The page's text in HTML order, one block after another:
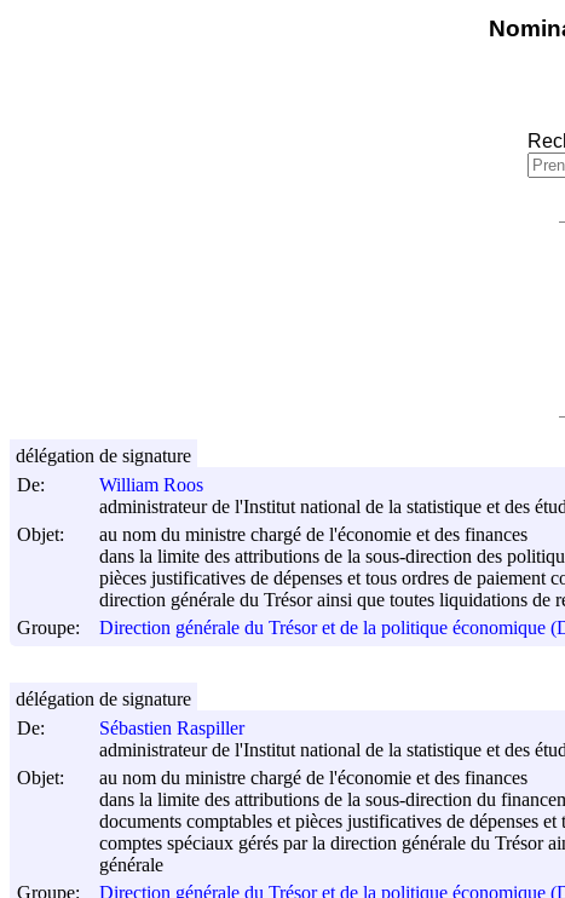
De:
William Roos
administrateur de l'Institut national de la statistique et des
Objet:
au nom du ministre chargé de l'économie et des finances
dans la limite des attributions de la sous-direction des
pièces justificatives de dépenses et tous ordres de paiement
direction générale du Trésor ainsi que toutes liquidations de
Groupe:
Direction générale du Trésor et de la politique économique
délégation de signature
De:
Sébastien Raspiller
administrateur de l'Institut national de la statistique et des
Objet:
au nom du ministre chargé de l'économie et des finances
dans la limite des attributions de la sous-direction du
documents comptables et pièces justificatives de dépenses
comptes spéciaux gérés par la direction générale du Trésor
générale
Groupe:
Direction générale du Trésor et de la politique économique
délégation de signature